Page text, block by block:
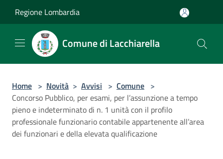
Regione Lombardia
Comune di Lacchiarella
Home > Novità > Avvisi > Comune >
Concorso Pubblico, per esami, per l’assunzione a tempo
pieno e indeterminato di n. 1 unità con il profilo
professionale funzionario contabile appartenente all’area
dei funzionari e della elevata qualificazione